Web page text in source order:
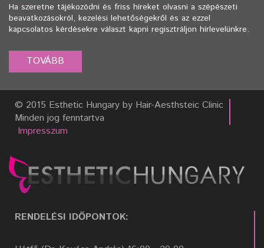
Ha szeretne tájékozódni és friss híreket olvasni a szépészeti
beavatkozásokról, kezelési lehetőségekről és az ezzel
kapcsolatos kérdésekre választ kapni regisztráljon hírlevelünkre.
© 2015 Esthetic Hungary by Hair-Aesthsteic Clinic
Minden jog fenntartva
Impresszum
RENDELÉSI IDŐPONTOK: